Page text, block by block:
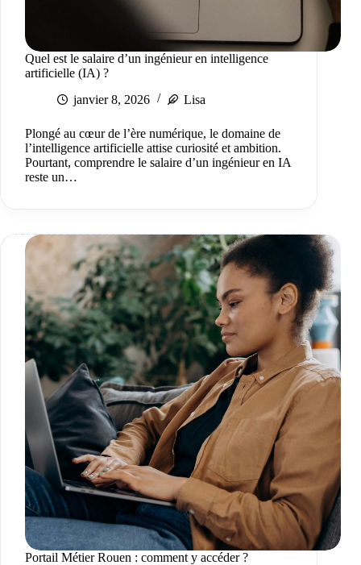
Quel est le salaire d’un ingénieur en intelligence
artificielle (IA) ?
janvier 8, 2026
Lisa
Plongé au cœur de l’ère numérique, le domaine de
l’intelligence artificielle attise curiosité et ambition.
Pourtant, comprendre le salaire d’un ingénieur en IA
reste un…
Portail Métier Rouen : comment y accéder ?